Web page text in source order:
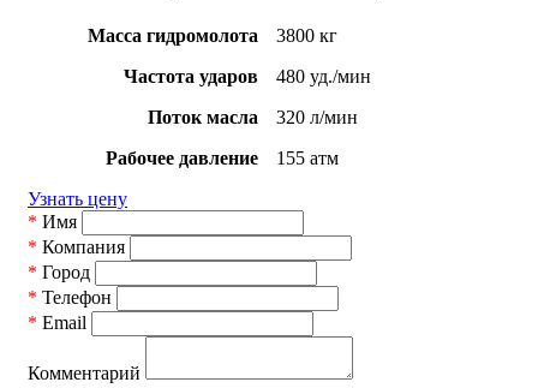
Масса гидромолота
3800 кг
Частота ударов
480 уд./мин
Поток масла
320 л/мин
Рабочее давление
155 атм
Узнать цену
* Имя
* Компания
* Город
* Телефон
* Email
Комментарий